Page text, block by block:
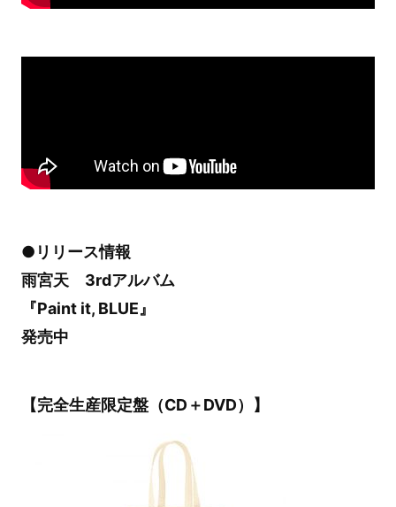
●リリース情報
雨宮天 3rdアルバム
『Paint it, BLUE』
発売中
【完全生産限定盤（CD＋DVD）】